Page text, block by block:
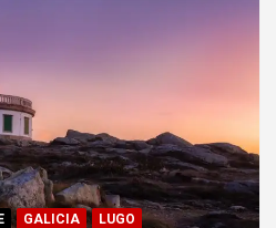
GALICIA
LUGO